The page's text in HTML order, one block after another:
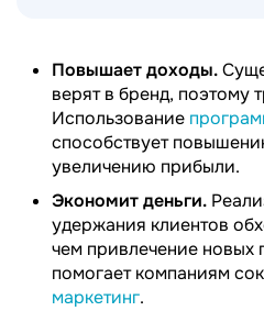
Повышает доходы.
верят в бренд, поэтому
Использование
способствует
увеличению прибыли.
Экономит деньги.
удержания клиентов
чем привлечение новых
помогает компаниям
маркетинг.